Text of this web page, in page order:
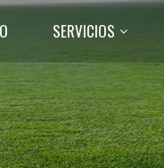
SERVICIOS